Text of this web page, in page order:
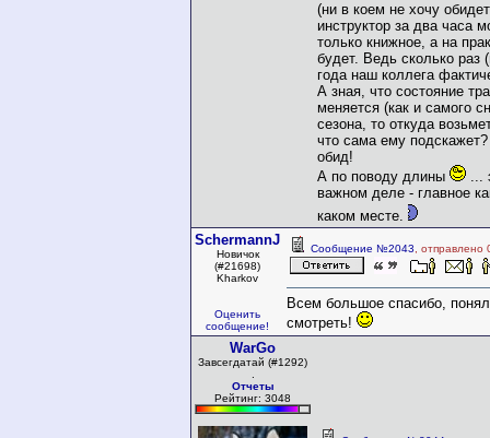
(ни в коем не хочу
инструктор за два часа
только книжное, а на
будет. Ведь сколько раз
года наш коллега
А зная, что состояние
меняется (как и самого
сезона, то откуда
что сама ему
обид!
А по поводу длины
...
важном деле - главное
каком месте.
SchermannJ
Новичок
(#21698)
Kharkov
Оценить
сообщение!
Сообщение №2043 ,
Всем большое спасибо,
смотреть!
WarGo
Завсегдатай (#1292)
Отчеты
Рейтинг: 3048